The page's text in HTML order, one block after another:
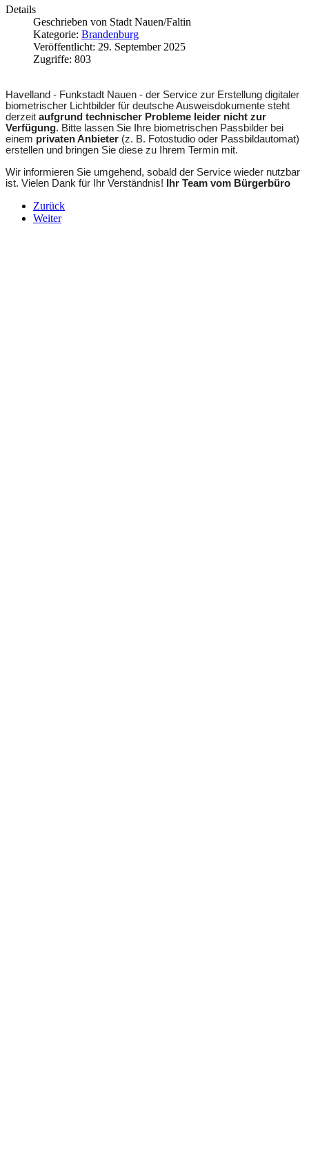
Details
Geschrieben von Stadt Nauen/Faltin
Kategorie: Brandenburg
Veröffentlicht: 29. September 2025
Zugriffe: 803
Havelland - Funkstadt Nauen - der Service zur Erstellung digitaler
biometrischer Lichtbilder für deutsche Ausweisdokumente steht
derzeit aufgrund technischer Probleme leider nicht zur
Verfügung. Bitte lassen Sie Ihre biometrischen Passbilder bei
einem privaten Anbieter (z. B. Fotostudio oder Passbildautomat)
erstellen und bringen Sie diese zu Ihrem Termin mit.
Wir informieren Sie umgehend, sobald der Service wieder nutzbar
ist. Vielen Dank für Ihr Verständnis!
Ihr Team vom Bürgerbüro
Zurück
Weiter